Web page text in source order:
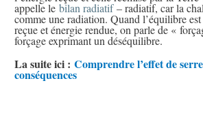
appelle lebilan radiatif– radiatif, car la
comme une radiation. Quand l’équilibre
reçue et énergie rendue, on parle de «
forçage exprimant un déséquilibre.
La suite ici :Comprendre l’effet de
conséquences